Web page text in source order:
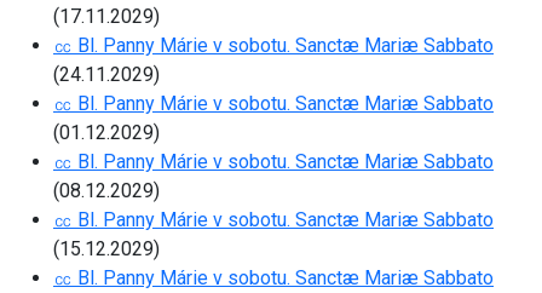
(17.11.2029)
㏄ Bl. Panny Márie v sobotu. Sanctæ Mariæ Sabbato
(24.11.2029)
㏄ Bl. Panny Márie v sobotu. Sanctæ Mariæ Sabbato
(01.12.2029)
㏄ Bl. Panny Márie v sobotu. Sanctæ Mariæ Sabbato
(08.12.2029)
㏄ Bl. Panny Márie v sobotu. Sanctæ Mariæ Sabbato
(15.12.2029)
㏄ Bl. Panny Márie v sobotu. Sanctæ Mariæ Sabbato